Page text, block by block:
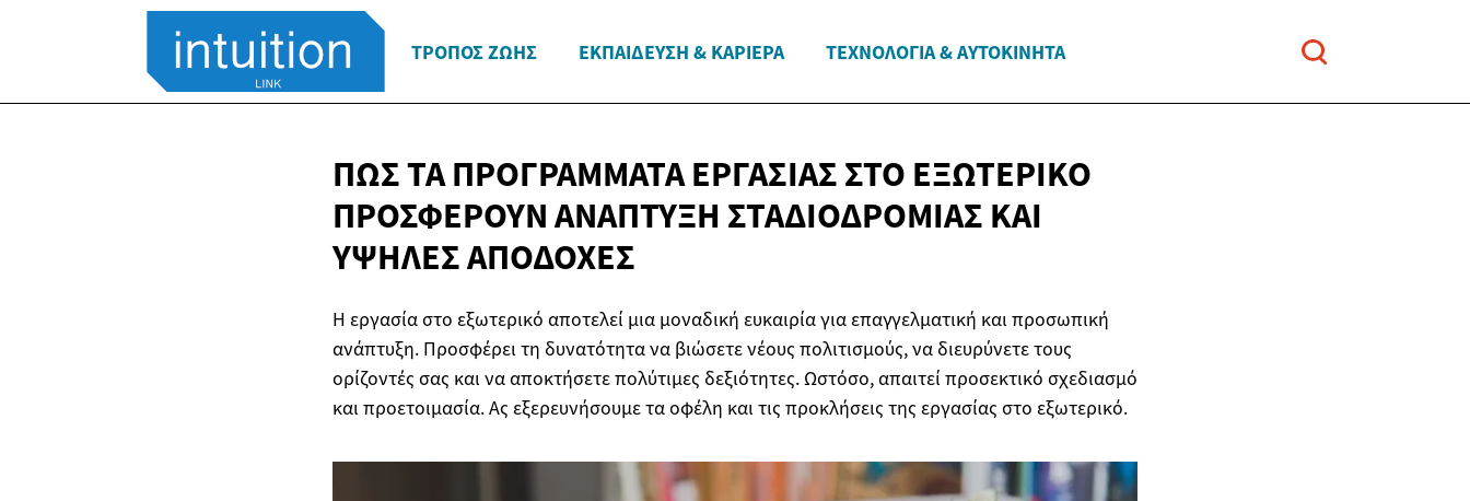
ΤΡΌΠΟΣ ΖΩΉΣ ΕΚΠΑΊΔΕΥΣΗ & ΚΑΡΙΈΡΑ ΤΕΧΝΟΛΟΓΊΑ & ΑΥΤΟΚΊΝΗΤΑ
ΠΏΣ ΤΑ ΠΡΟΓΡΆΜΜΑΤΑ ΕΡΓΑΣΊΑΣ ΣΤΟ ΕΞΩΤΕΡΙΚΌ
ΠΡΟΣΦΈΡΟΥΝ ΑΝΆΠΤΥΞΗ ΣΤΑΔΙΟΔΡΟΜΊΑΣ ΚΑΙ
ΥΨΗΛΈΣ ΑΠΟΔΟΧΈΣ
Η εργασία στο εξωτερικό αποτελεί μια μοναδική ευκαιρία για επαγγελματική και προσωπική
ανάπτυξη. Προσφέρει τη δυνατότητα να βιώσετε νέους πολιτισμούς, να διευρύνετε τους
ορίζοντές σας και να αποκτήσετε πολύτιμες δεξιότητες. Ωστόσο, απαιτεί προσεκτικό σχεδιασμό
και προετοιμασία. Ας εξερευνήσουμε τα οφέλη και τις προκλήσεις της εργασίας στο εξωτερικό.